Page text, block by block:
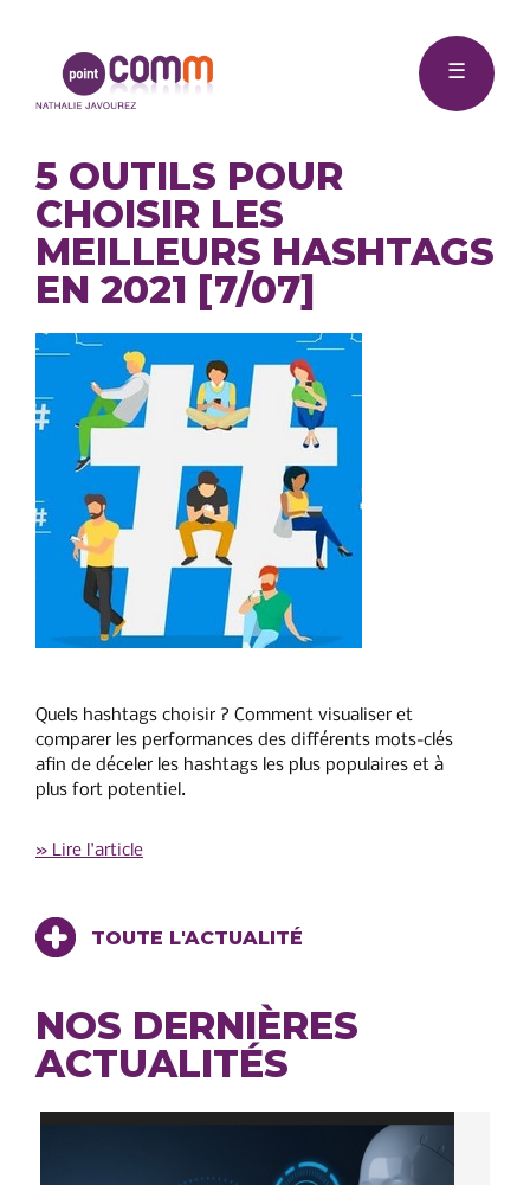
Point
☰
5 OUTILS POUR
CHOISIR LES
MEILLEURS HASHTAGS
EN 2021 [7/07]
Quels hashtags choisir ? Comment visualiser et
comparer les performances des différents mots-clés
afin de déceler les hashtags les plus populaires et à
plus fort potentiel.
» Lire l'article
TOUTE L'ACTUALITÉ
NOS DERNIÈRES
ACTUALITÉS